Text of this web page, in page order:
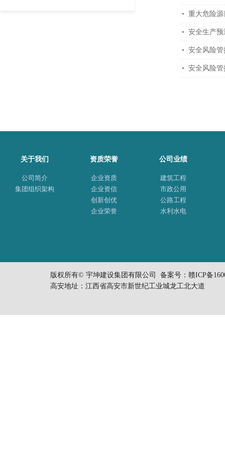
重大危险
安全生产
安全风险
安全风险
关于我们
公司简介
集团组织架构
资质荣誉
企业资质
企业资信
创新创优
企业荣誉
公司业绩
建筑工程
市政公用
公路工程
水利水电
版权所有© 宇坤建设集团有限公司 备案号： 赣ICP备
高安地址：江西省高安市新世纪工业城龙工北